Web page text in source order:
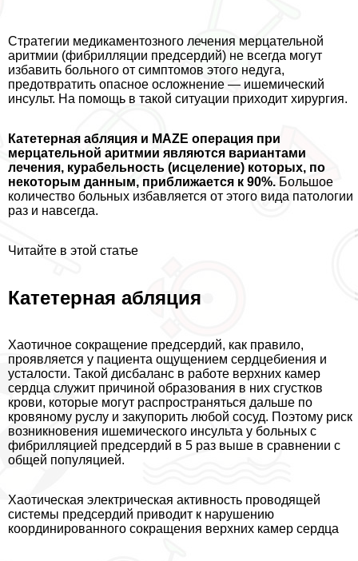
Стратегии медикаментозного лечения мерцательной
аритмии (фибрилляции предсердий) не всегда могут
избавить больного от симптомов этого недуга,
предотвратить опасное осложнение — ишемический
инсульт. На помощь в такой ситуации приходит хирургия.
Катетерная абляция и MAZE операция при
мерцательной аритмии являются вариантами
лечения, курабельность (исцеление) которых, по
некоторым данным, приближается к 90%. Большое
количество больных избавляется от этого вида патологии
раз и навсегда.
Читайте в этой статье
Катетерная абляция
Хаотичное сокращение предсердий, как правило,
проявляется у пациента ощущением сердцебиения и
усталости. Такой дисбаланс в работе верхних камер
сердца служит причиной образования в них сгустков
крови, которые могут распространяться дальше по
кровяному руслу и закупорить любой сосуд. Поэтому риск
возникновения ишемического инсульта у больных с
фибрилляцией предсердий в 5 раз выше в сравнении с
общей популяцией.
Хаотическая электрическая активность проводящей
системы предсердий приводит к нарушению
координированного сокращения верхних камер сердца